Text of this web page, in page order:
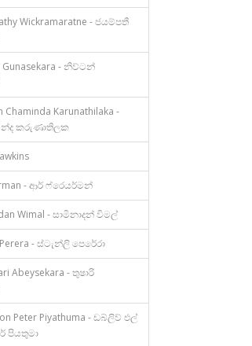
Wickramaratne - ජයම්පතී
Gunasekara - නිව්ටන්
Chaminda Karunathilaka -
කරුණාතිලක
- ආර් ෆ්රෙයර්මන්
Wimal - සාමිනාදන් විමල්
- ස්ටැන්ලි පෙරේරා
Abeysekara - තුෂාරි
Peter Piyathuma - ඩබ්ලිව් එල්
පියතුමා